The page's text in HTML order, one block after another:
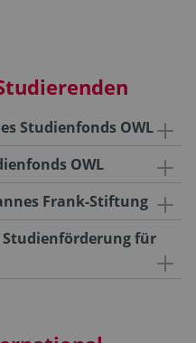
Studienfonds OWL
OWL
Frank-Stiftung
für